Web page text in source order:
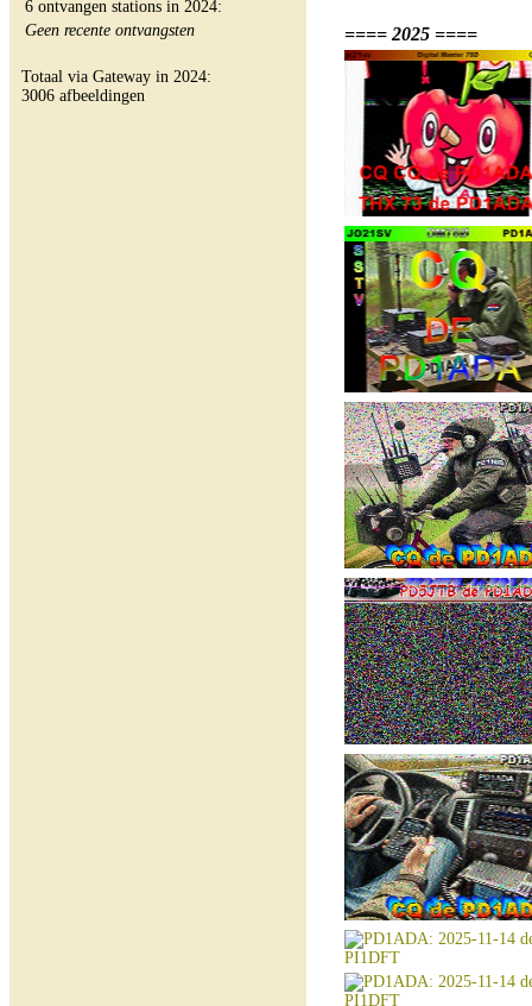
6 ontvangen stations in 2024:
Geen recente ontvangsten
Totaal via Gateway in 2024:
3006 afbeeldingen
==== 2025 ====